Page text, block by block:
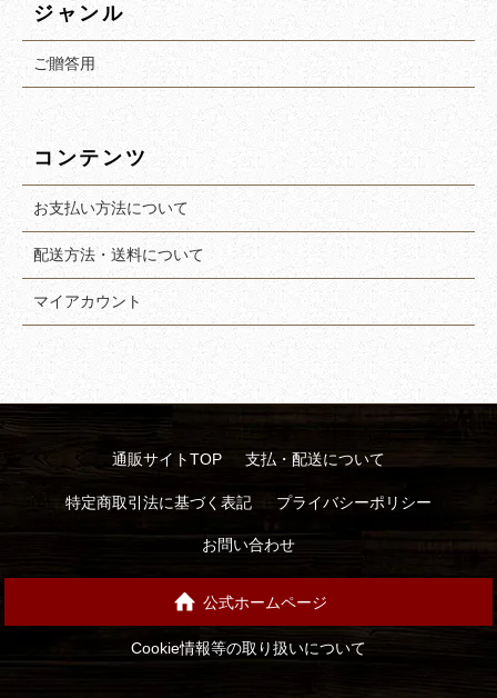
ジャンル
ご贈答用
コンテンツ
お支払い方法について
配送方法・送料について
マイアカウント
通販サイトTOP 支払・配送について
特定商取引法に基づく表記 プライバシーポリシー
お問い合わせ
公式ホームページ
Cookie情報等の取り扱いについて